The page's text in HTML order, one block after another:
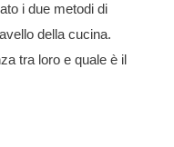
i due metodi di
della cucina.
tra loro e quale è il